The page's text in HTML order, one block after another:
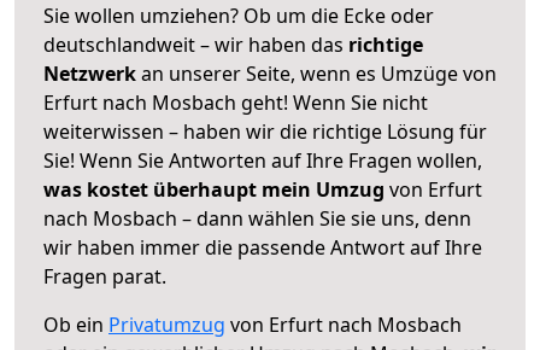
Sie wollen umziehen? Ob um die Ecke oder
deutschlandweit – wir haben das richtige
Netzwerkan unserer Seite, wenn es Umzüge von
Erfurt nach Mosbach geht! Wenn Sie nicht
weiterwissen – haben wir die richtige Lösung für
Sie! Wenn Sie Antworten auf Ihre Fragen wollen,
was kostet überhaupt mein Umzug von Erfurt
nach Mosbach – dann wählen Sie sie uns, denn
wir haben immer die passende Antwort auf Ihre
Fragen parat.
Ob ein Privatumzug von Erfurt nach Mosbach